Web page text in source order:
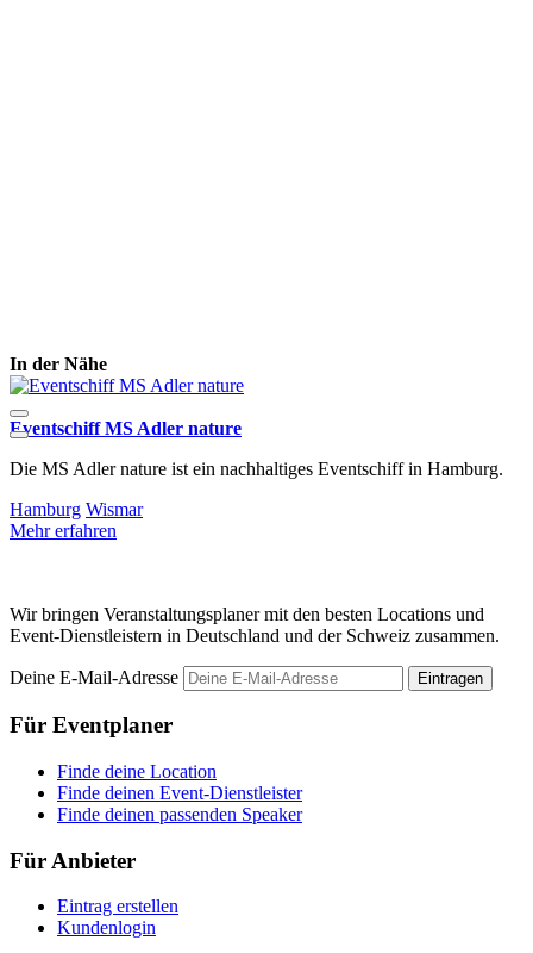
In der Nähe
Eventschiff MS Adler nature
Die MS Adler nature ist ein nachhaltiges Eventschiff in Hamburg.
Hamburg Wismar
Mehr erfahren
Wir bringen Veranstaltungsplaner mit den besten Locations und
Event-Dienstleistern in Deutschland und der Schweiz zusammen.
Deine E-Mail-Adresse Eintragen
Für Eventplaner
Finde deine Location
Finde deinen Event-Dienstleister
Finde deinen passenden Speaker
Für Anbieter
Eintrag erstellen
Kundenlogin